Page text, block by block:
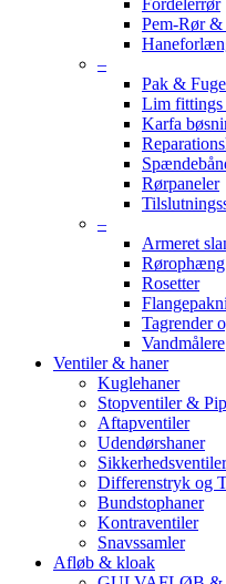
Fordelerrør
Pem-Rør
–
Pak &
Lim
Karfa
Rørpaneler
–
Armeret
Rørophæng
Rosetter
Tagrender
Vandmålere
Ventiler & haner
Kuglehaner
Stopventiler &
Aftapventiler
Udendørshaner
Sikkerhedsventiler
Differenstryk og
Bundstophaner
Kontraventiler
Snavssamler
Afløb & kloak